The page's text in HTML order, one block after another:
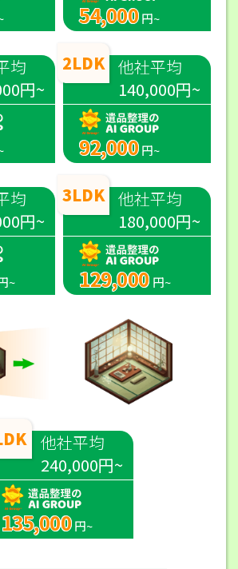
均
円~
均
円~
~
他社平均
240,000円~
135,000 円~
54,000 円~
2LDK 他社平均
140,000円~
92,000 円~
3LDK 他社平均
180,000円~
129,000 円~